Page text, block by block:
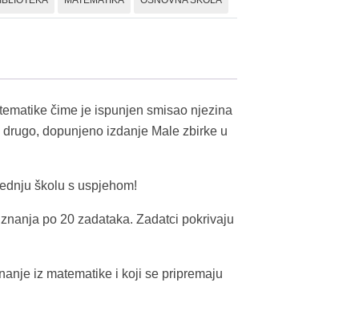
čime je ispunjen smisao njezina
dopunjeno izdanje Male zbirke u
školu s uspjehom!
po 20 zadataka. Zadatci pokrivaju
iz matematike i koji se pripremaju